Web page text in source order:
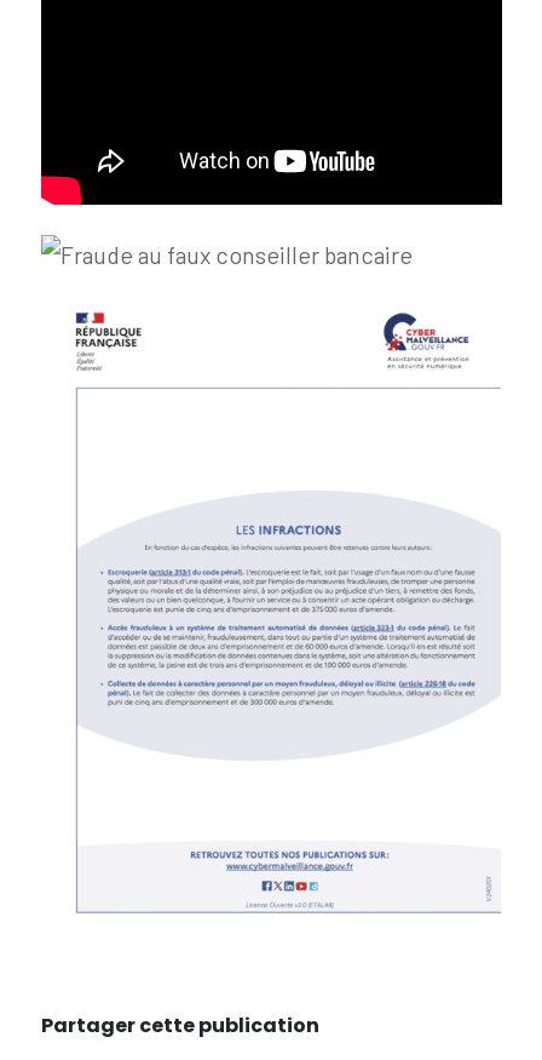
Partager cette publication